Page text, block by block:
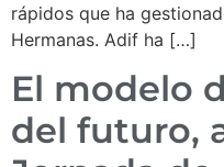
rápidos que ha
Hermanas. Adif ha […]
El modelo
del futuro,